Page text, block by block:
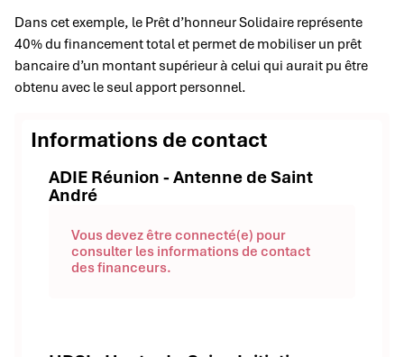
Dans cet exemple, le Prêt d’honneur Solidaire représente
40% du financement total et permet de mobiliser un prêt
bancaire d’un montant supérieur à celui qui aurait pu être
obtenu avec le seul apport personnel.
Informations de contact
ADIE Réunion - Antenne de Saint
André
Vous devez être connecté(e) pour
consulter les informations de contact
des financeurs.